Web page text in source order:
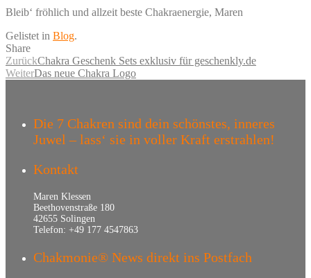
Bleib‘ fröhlich und allzeit beste Chakraenergie, Maren
Gelistet in Blog.
Share
ZurückChakra Geschenk Sets exklusiv für geschenkly.de
WeiterDas neue Chakra Logo
Die 7 Chakren sind dein schönstes, inneres
Juwel – lass‘ sie in voller Kraft erstrahlen!
Kontakt
Maren Klessen
Beethovenstraße 180
42655 Solingen
Telefon: +49 177 4547863
Chakmonie® News direkt ins Postfach